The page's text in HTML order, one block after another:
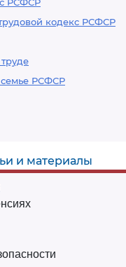
кодекс РСФСР
семье РСФСР
и материалы